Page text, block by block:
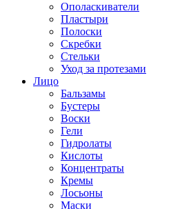
Ополаскиватели
Пластыри
Полоски
Скребки
Стельки
Уход за протезами
Лицо
Бальзамы
Бустеры
Воски
Гели
Гидролаты
Кислоты
Концентраты
Кремы
Лосьоны
Маски